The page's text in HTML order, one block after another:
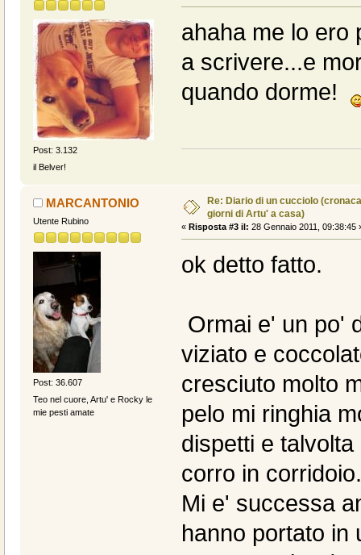
Post: 3.132
il Belver!
ahaha me lo ero
a scrivere...e
quando dorme!
MARCANTONIO
Utente Rubino
Post: 36.607
Teo nel cuore, Artu' e Rocky le
mie pesti amate
Re: Diario di un cucciolo
giorni di Artu' a casa)
« Risposta #3 il: 28 Gennaio 2011, 09:38:45
ok detto fatto.
Ormai e' un po'
viziato e
cresciuto molto
pelo mi ringhia
dispetti e
corro in corridoio.
Mi e' successa
hanno portato in